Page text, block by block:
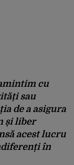
cu
sau
de a asigura
și liber
acest lucru
în